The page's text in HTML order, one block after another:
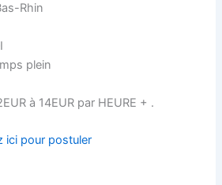
Rhin
plein
à 14EUR par HEURE + .
ici pour postuler